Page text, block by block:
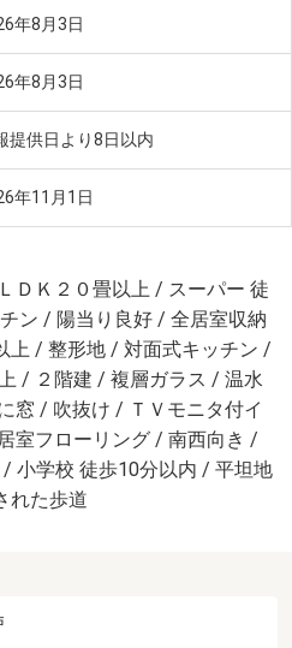
年8月3日
年8月3日
提供日より8日以内
年11月1日
ＤＫ２０畳以上 / スーパー 徒
ン / 陽当り良好 / 全居室収納
上 / 整形地 / 対面式キッチン /
/ ２階建 / 複層ガラス / 温水
窓 / 吹抜け / ＴＶモニタ付イ
室フローリング / 南西向き /
小学校 徒歩10分以内 / 平坦地
れた歩道